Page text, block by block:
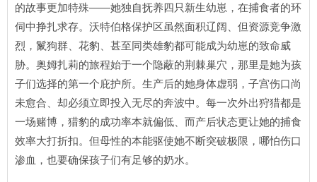
的故事更加特殊——她独自抚养四只新生幼崽，在捕食者的环
伺中挣扎求存。沃特伯格保护区虽然面积辽阔、但资源竞争激
烈，鬣狗群、花豹、甚至同类雄豹都可能成为幼崽的致命威
胁。奥姆扎莉的旅程始于一个隐蔽的荆棘巢穴，那里是她为孩
子们选择的第一个庇护所。生产后的她身体虚弱，子宫伤口尚
未愈合、却必须立即投入无尽的奔波中。每一次外出狩猎都是
一场赌博，猎豹的成功率本就偏低、而产后状态更让她的捕食
效率大打折扣。但母性的本能驱使她不断突破极限，哪怕伤口
渗血，也要确保孩子们有足够的奶水。